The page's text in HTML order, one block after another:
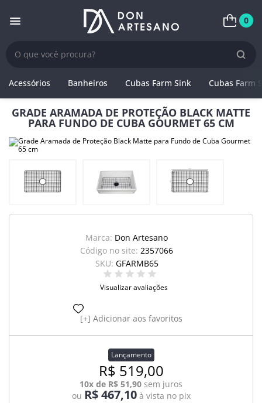
0
Acessórios Banheiros Cubas Farm Sink Cubas Farm
GRADE ARAMADA DE PROTEÇÃO BLACK MATTE
PARA FUNDO DE CUBA GOURMET 65 CM
Marca: Don Artesano
Código no site: 2357066
SKU: GFARMB65
Visualizar avaliações
Adicionar aos favoritos
Lançamento
R$ 519,00
10x de R$ 51,90 sem juros
ou R$ 467,10à vista no pix